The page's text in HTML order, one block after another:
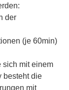
der
(je 60min)
sich mit einem
besteht die
mit